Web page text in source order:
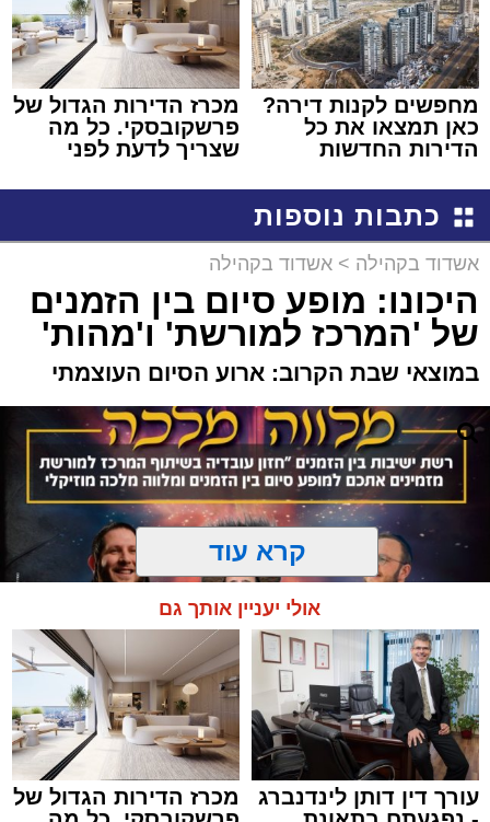
מחפשים לקנות דירה?
כאן תמצאו את כל
הדירות החדשות
מכרז הדירות הגדול של
פרשקובסקי. כל מה
שצריך לדעת לפני
באשדוד
כתבות נוספות
אשדוד בקהילה > אשדוד בקהילה
היכונו: מופע סיום בין הזמנים
של 'המרכז למורשת' ו'מהות'
במוצאי שבת הקרוב: ארוע הסיום העוצמתי
המרכז למורשת
קרא עוד
אולי יעניין אותך גם
עורך דין דותן לינדנברג
מכרז הדירות הגדול של